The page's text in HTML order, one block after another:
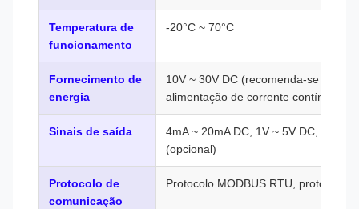
Temperatura de
funcionamento
-20°C ~ 70°C
Fornecimento de
energia
10V ~ 30V DC (recomenda-se uma
alimentação de corrente contínua de
Sinais de saída
4mA ~ 20mA DC, 1V ~ 5V DC,
(opcional)
Protocolo de
comunicação
Protocolo MODBUS RTU, protocolo